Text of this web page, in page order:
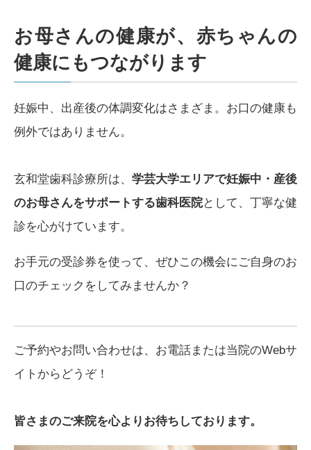
お母さんの健康が、赤ちゃんの
健康にもつながります
妊娠中、出産後の体調変化はさまざま。お口の健康も
例外ではありません。
玄和堂歯科診療所は、 学芸大学エリアで妊娠中・産後
のお母さんをサポートする歯科医院として、丁寧な健
診を心がけています。
お手元の受診券を使って、ぜひこの機会にご自身のお
口のチェックをしてみませんか？
ご予約やお問い合わせは、お電話または当院のWebサ
イトからどうぞ！
皆さまのご来院を心よりお待ちしております。